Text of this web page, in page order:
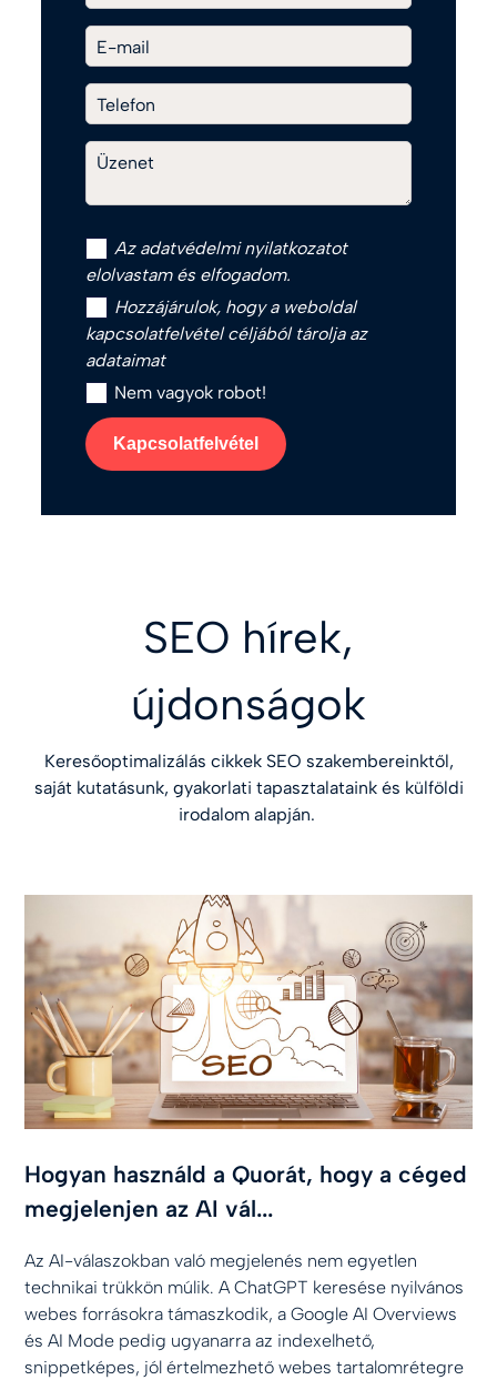
E-mail
Telefon
Üzenet
Az adatvédelmi nyilatkozatot
elolvastam és elfogadom.
Hozzájárulok, hogy a weboldal
kapcsolatfelvétel céljából tárolja az
adataimat
Nem vagyok robot!
Kapcsolatfelvétel
SEO hírek,
újdonságok
Keresőoptimalizálás cikkek SEO szakembereinktől,
saját kutatásunk, gyakorlati tapasztalataink és külföldi
irodalom alapján.
Hogyan használd a Quorát, hogy a céged
megjelenjen az AI vál...
Az AI-válaszokban való megjelenés nem egyetlen
technikai trükkön múlik. A ChatGPT keresése nyilvános
webes forrásokra támaszkodik, a Google AI Overviews
és AI Mode pedig ugyanarra az indexelhető,
snippetképes, jól értelmezhető webes tartalomrétegre